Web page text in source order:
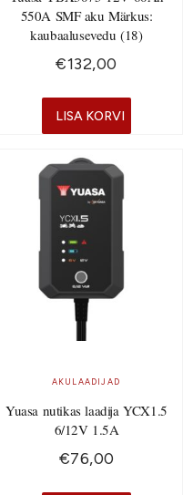
550A SMF aku Märkus:
kaubaalusevedu (18)
€132,00
LISA KORVI
AKULAADIJAD
Yuasa nutikas laadija YCX1.5
6/12V 1.5A
€76,00